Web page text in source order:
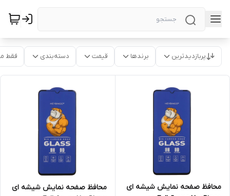
پربازدیدترین برندها قیمت دسته‌بندی فقط
محافظ صفحه نمایش شیشه ای
محافظ صفحه نمایش شیشه ای